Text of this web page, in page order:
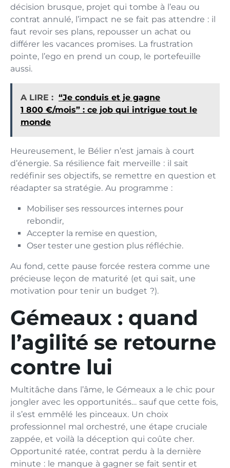
décision brusque, projet qui tombe à l’eau ou
contrat annulé, l’impact ne se fait pas attendre : il
faut revoir ses plans, repousser un achat ou
différer les vacances promises. La frustration
pointe, l’ego en prend un coup, le portefeuille
aussi.
A LIRE : “Je conduis et je gagne
1 800 €/mois” : ce job qui intrigue tout le
monde
Heureusement, le Bélier n’est jamais à court
d’énergie. Sa résilience fait merveille : il sait
redéfinir ses objectifs, se remettre en question et
réadapter sa stratégie. Au programme :
Mobiliser ses ressources internes pour
rebondir,
Accepter la remise en question,
Oser tester une gestion plus réfléchie.
Au fond, cette pause forcée restera comme une
précieuse leçon de maturité (et qui sait, une
motivation pour tenir un budget ?).
Gémeaux : quand
l’agilité se retourne
contre lui
Multitâche dans l’âme, le Gémeaux a le chic pour
jongler avec les opportunités… sauf que cette fois,
il s’est emmêlé les pinceaux. Un choix
professionnel mal orchestré, une étape cruciale
zappée, et voilà la déception qui coûte cher.
Opportunité ratée, contrat perdu à la dernière
minute : le manque à gagner se fait sentir et